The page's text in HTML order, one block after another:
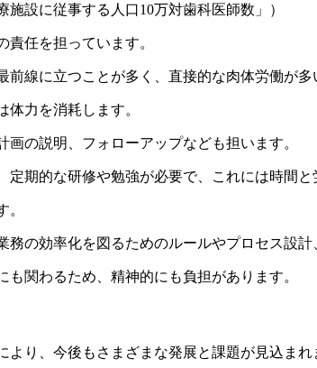
施設に従事する人口10万対歯科医師数」）
任を担っています。
線に立つことが多く、直接的な肉体労働が多
力を消耗します。
の説明、フォローアップなども担います。
期的な研修や勉強が必要で、これには時間と
。
の効率化を図るためのルールやプロセス設
関わるため、精神的にも負担があります。
り、今後もさまざまな発展と課題が見込まれ